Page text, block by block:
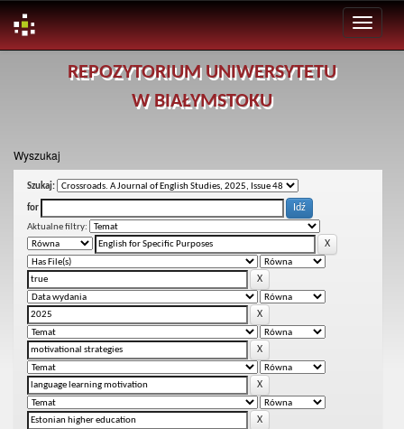
REPOZYTORIUM UNIWERSYTETU
W BIAŁYMSTOKU
Wyszukaj
Szukaj:
for
Aktualne filtry: